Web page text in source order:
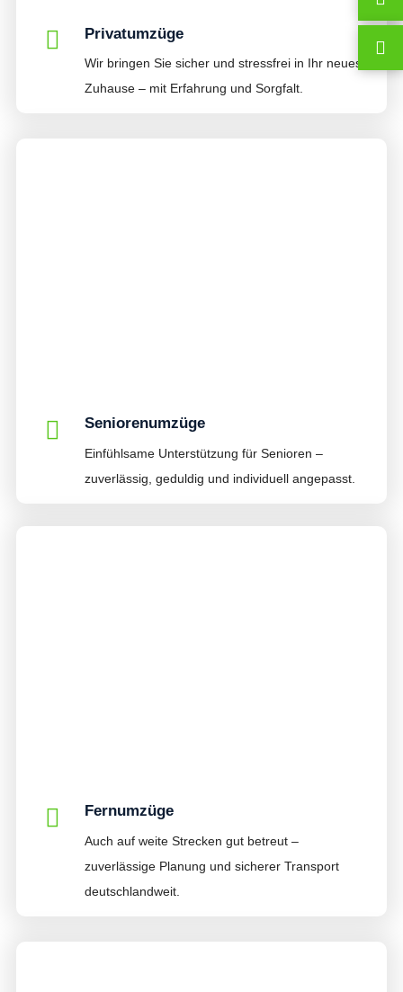
Privatumzüge
Wir bringen Sie sicher und stressfrei in Ihr neues
Zuhause – mit Erfahrung und Sorgfalt.
Seniorenumzüge
Einfühlsame Unterstützung für Senioren –
zuverlässig, geduldig und individuell angepasst.
Fernumzüge
Auch auf weite Strecken gut betreut –
zuverlässige Planung und sicherer Transport
deutschlandweit.